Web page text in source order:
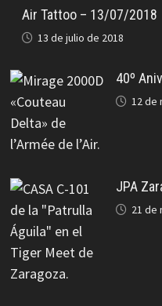
Air Tattoo – 13/07/2018
13 de julio de 2018
40º
12 de
JPA
21 de